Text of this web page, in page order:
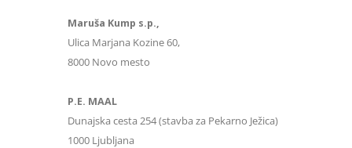
Maruša Kump s.p.,
Ulica Marjana Kozine 60,
8000 Novo mesto
P.E. MAAL
Dunajska cesta 254 (stavba za Pekarno Ježica)
1000 Ljubljana